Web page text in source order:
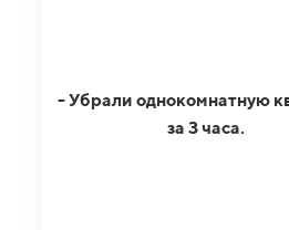
- Убрали однокомнатную
за 3 часа.